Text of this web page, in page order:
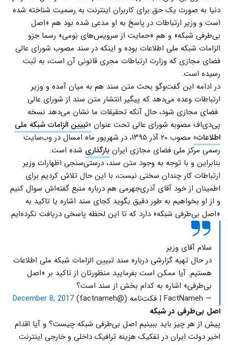
دنیا به صورت یک حق برای کاربران اینترنت به رسمیت شناخته شده
است و وزیر ارتباطات در پاسخ به او مدعی شده بود هم «اصل
بی‌طرفی شبکه» و هم «حمایت از سرویس‌های بومی» رسما جزو
الزامات شبکه ملی اطلاعات بوده و اینکه در سند مصوب شورای عالی
فضای مجازی که وزارت ارتباطات مجری قانونی آن است، به ثبت
رسیده است.
در ادامه این گفت‌وگو بحث متن سند هم به میان آمده و وزیر
ارتباطات وعده می‌دهد که پیگیر انتشار متن سند از شورای عالی
فضای مجازی شود، حال آنکه تحقیقات ما نشان می‌دهد نسخه
پی‌دی‌اف مصوبه شورای عالی تحت عنوان «تبیین الزامات شبکه ملی
اطلاعات»
مصوب ۲۰ آذر ۱۳۹۵، در شهریور ماه امسال در وب‌سایت
رسمی مرکز ملی فضای مجازی ایران بارگذاری شده است.
بنابراین و با توجه به وجود متن سند، درستی‌سنجی اظهارات وزیر
ارتباطات کار چندان سختی نیست، با این حال تلاش کردیم برای
اطمینان از خود آقای آذری‌جهرمی هم درباره منبع گفته‌‌اش سوال کنیم
و از او بخواهیم به طور دقیق بگوید کجای سند اشاره یا تاکید به
«اصل بی‌طرفی شبکه» دارد که تا این لحظه پاسخی دریافت نکرده‌ایم.
سلام آقای وزیر
در حال تهیه گزارشی درباره سند تبیین الزامات شبکه ملی اطلاعات
هستیم. آیا ممکن است بفرمایید منظورتان از تاکید بر «اصل
بی‌طرفی» اشاره به کدام بخش از سند است؟
— FactNameh | فکت‌نامه (@factnameh)
December 8, 2017
اصل بی‌طرفی در شبکه
پیش از هر چیز باید ببینیم اصل بی‌طرفی شبکه چیست؟ و آیا اقدام
اخیر دولت ایران در تفکیک هزینه ترافیک داخلی و خارجی اینترنت